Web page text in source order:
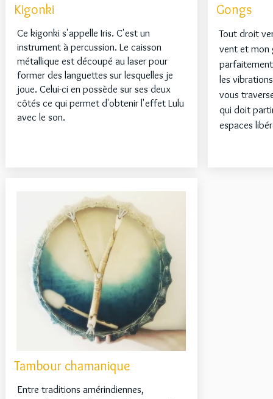
Kigonki
Ce kigonki s'appelle Iris. C'est un
instrument à percussion. Le caisson
métallique est découpé au laser pour
former des languettes sur lesquelles je
joue. Celui-ci en possède sur ses deux
côtés ce qui permet d'obtenir l'effet Lulu
avec le son.
Gongs
Tout droit
vent et mon
les
vous
qui doit
espaces
Tambour chamanique
Entre traditions amérindiennes,